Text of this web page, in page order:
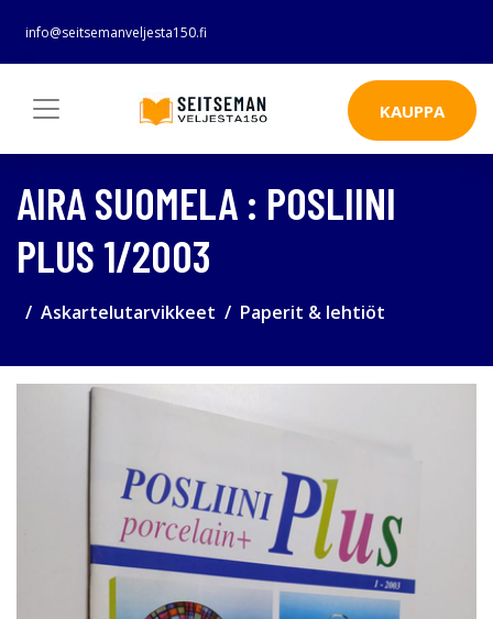
info@seitsemanveljesta150.fi
KAUPPA
AIRA SUOMELA : POSLIINI
PLUS 1/2003
Askartelutarvikkeet Paperit & lehtiöt